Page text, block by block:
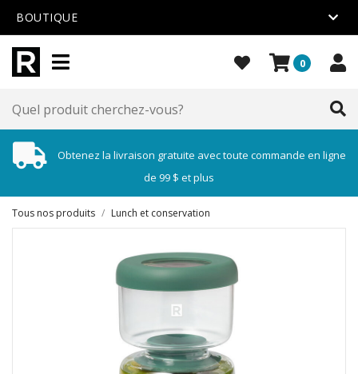
BOUTIQUE
0
Obtenez la livraison gratuite avec toute commande en ligne
de 99 $ et plus
Tous nos produits / Lunch et conservation